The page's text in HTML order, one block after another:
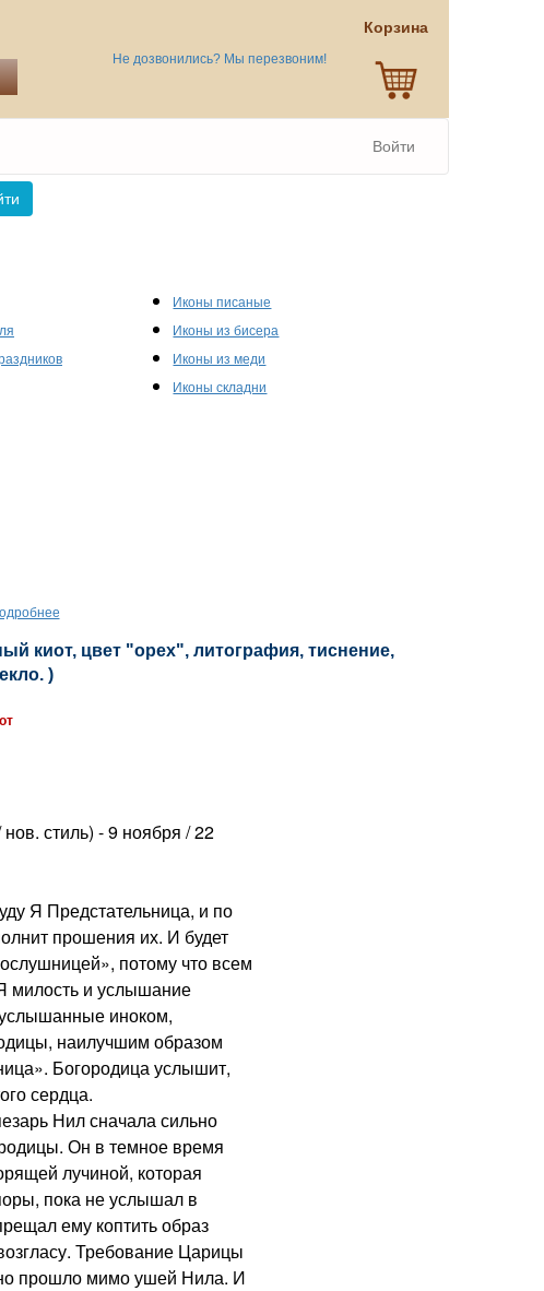
Не дозвонились? Мы перезвоним!
Корзина
Войти
Иконы писаные
Иконы из бисера
Иконы из меди
Иконы складни
киот, цвет "орех", литография, тиснение,
)
стиль) - 9 ноября / 22
Я Предстательница, и по
прошения их. И будет
потому что всем
милость и услышание
иноком,
наилучшим образом
Богородица услышит,
сердца.
Нил сначала сильно
Он в темное время
лучиной, которая
пока не услышал в
ему коптить образ
Требование Царицы
прошло мимо ушей Нила. И